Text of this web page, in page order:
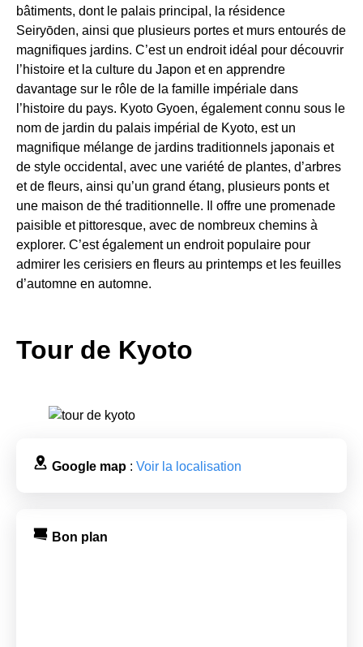
bâtiments, dont le palais principal, la résidence
Seiryōden, ainsi que plusieurs portes et murs entourés de
magnifiques jardins. C’est un endroit idéal pour découvrir
l’histoire et la culture du Japon et en apprendre
davantage sur le rôle de la famille impériale dans
l’histoire du pays. Kyoto Gyoen, également connu sous le
nom de jardin du palais impérial de Kyoto, est un
magnifique mélange de jardins traditionnels japonais et
de style occidental, avec une variété de plantes, d’arbres
et de fleurs, ainsi qu’un grand étang, plusieurs ponts et
une maison de thé traditionnelle. Il offre une promenade
paisible et pittoresque, avec de nombreux chemins à
explorer. C’est également un endroit populaire pour
admirer les cerisiers en fleurs au printemps et les feuilles
d’automne en automne.
Tour de Kyoto
Google map : Voir la localisation
Bon plan